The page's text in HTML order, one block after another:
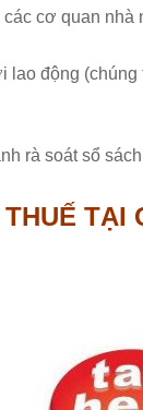
cơ quan nhà
động
rà soát sổ
TẠI